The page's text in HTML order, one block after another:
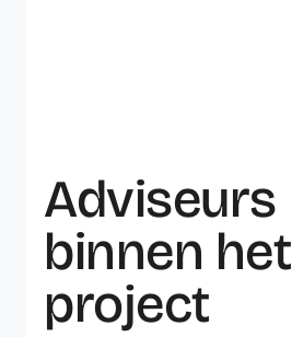
Adviseurs
binnen het
project